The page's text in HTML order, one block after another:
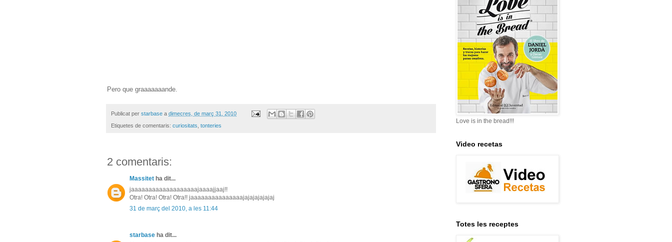
Pero que graaaaaaande.
Publicat per starbase a dimecres, de març 31, 2010
Etiquetes de comentaris: curiositats tonteries
2 comentaris:
Massitet ha dit...
jaaaaaaaaaaaaaaaaaaajaaaajjaaj!!
Otra! Otra! Otra! Otra!! jaaaaaaaaaaaaaaajajajajajajaj
31 de març del 2010, a les 11:44
starbase ha dit...
Love is in the bread!!!
Video recetas
Totes les receptes